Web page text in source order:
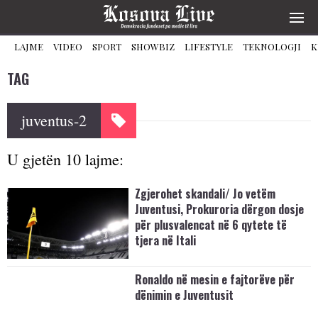
LAJME VIDEO SPORT SHOWBIZ LIFESTYLE TEKNOLOGJI
TAG
juventus-2
U gjetën 10 lajme:
Zgjerohet skandali/ Jo vetëm
Juventusi, Prokuroria dërgon dosje
për plusvalencat në 6 qytete të
tjera në Itali
Ronaldo në mesin e fajtorëve për
dënimin e Juventusit